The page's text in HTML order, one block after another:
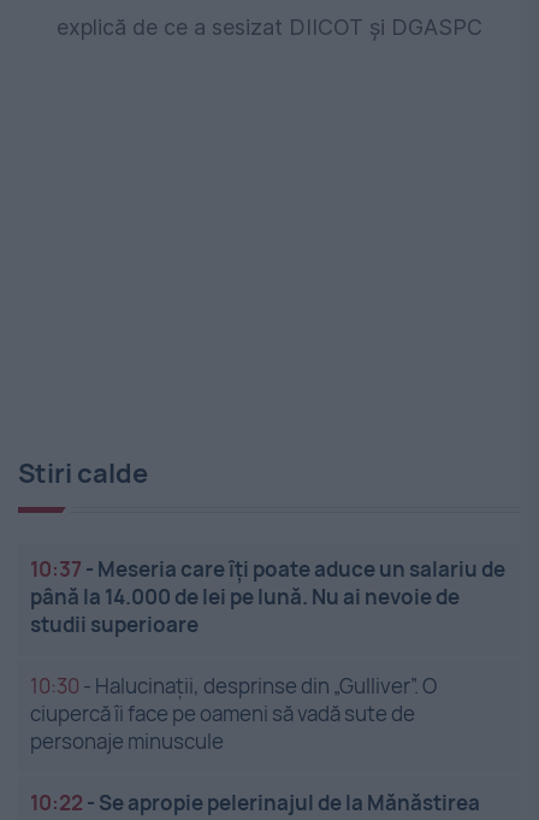
explică de ce a sesizat DIICOT și DGASPC
Stiri calde
10:37 - Meseria care îți poate aduce un salariu de
până la 14.000 de lei pe lună. Nu ai nevoie de
studii superioare
10:30 - Halucinații, desprinse din „Gulliver”. O
ciupercă îi face pe oameni să vadă sute de
personaje minuscule
10:22 - Se apropie pelerinajul de la Mănăstirea